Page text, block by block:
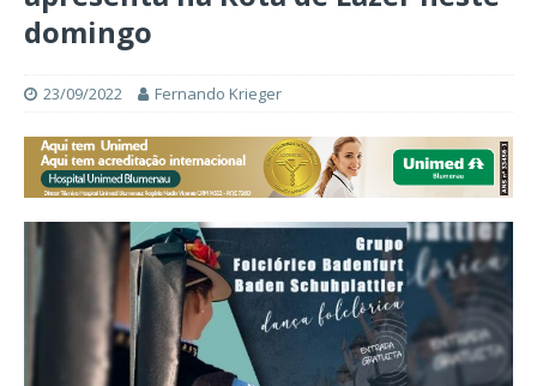
domingo
23/09/2022 Fernando Krieger